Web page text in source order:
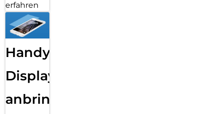
erfahren
Handy
Displayfolie
anbringen